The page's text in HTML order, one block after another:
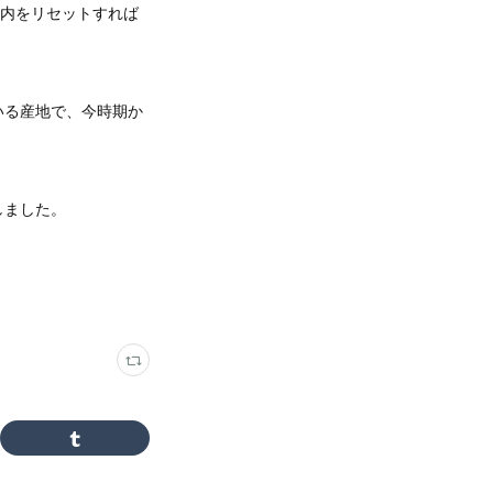
をリセットすれば
産地で、今時期か
した。